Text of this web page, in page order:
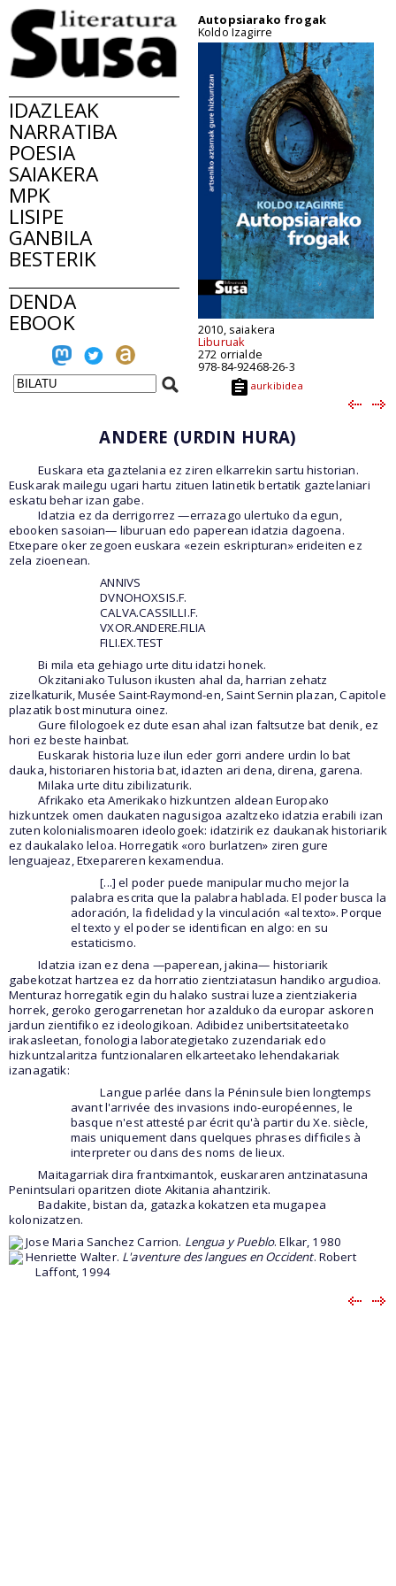
IDAZLEAK
NARRATIBA
POESIA
SAIAKERA
MPK
LISIPE
GANBILA
BESTERIK
DENDA
EBOOK
Autopsiarako frogak
Koldo Izagirre
2010, saiakera
Liburuak
272 orrialde
978-84-92468-26-3
aurkibidea
ANDERE (URDIN HURA)
Euskara eta gaztelania ez ziren elkarrekin sartu historian.
Euskarak mailegu ugari hartu zituen latinetik bertatik gaztelaniari
eskatu behar izan gabe.
Idatzia ez da derrigorrez —errazago ulertuko da egun,
ebooken sasoian— liburuan edo paperean idatzia dagoena.
Etxepare oker zegoen euskara «ezein eskripturan» erideiten ez
zela zioenean.
ANNIVS
DVNOHOXSIS.F.
CALVA.CASSILLI.F.
VXOR.ANDERE.FILIA
FILI.EX.TEST
Bi mila eta gehiago urte ditu idatzi honek.
Okzitaniako Tuluson ikusten ahal da, harrian zehatz
zizelkaturik, Musée Saint-Raymond-en, Saint Sernin plazan, Capitole
plazatik bost minutura oinez.
Gure filologoek ez dute esan ahal izan faltsutze bat denik, ez
hori ez beste hainbat.
Euskarak historia luze ilun eder gorri andere urdin lo bat
dauka, historiaren historia bat, idazten ari dena, direna, garena.
Milaka urte ditu zibilizaturik.
Afrikako eta Amerikako hizkuntzen aldean Europako
hizkuntzek omen daukaten nagusigoa azaltzeko idatzia erabili izan
zuten kolonialismoaren ideologoek: idatzirik ez daukanak historiarik
ez daukalako leloa. Horregatik «oro burlatzen» ziren gure
lenguajeaz, Etxepareren kexamendua.
[...] el poder puede manipular mucho mejor la
palabra escrita que la palabra hablada. El poder busca la
adoración, la fidelidad y la vinculación «al texto». Porque
el texto y el poder se identifican en algo: en su
estaticismo.
Idatzia izan ez dena —paperean, jakina— historiarik
gabekotzat hartzea ez da horratio zientziatasun handiko argudioa.
Menturaz horregatik egin du halako sustrai luzea zientziakeria
horrek, geroko gerogarrenetan hor azalduko da europar askoren
jardun zientifiko ez ideologikoan. Adibidez unibertsitateetako
irakasleetan, fonologia laborategietako zuzendariak edo
hizkuntzalaritza funtzionalaren elkarteetako lehendakariak
izanagatik:
Langue parlée dans la Péninsule bien longtemps
avant l'arrivée des invasions indo-européennes, le
basque n'est attesté par écrit qu'à partir du Xe. siècle,
mais uniquement dans quelques phrases difficiles à
interpreter ou dans des noms de lieux.
Maitagarriak dira frantximantok, euskararen antzinatasuna
Penintsulari oparitzen diote Akitania ahantzirik.
Badakite, bistan da, gatazka kokatzen eta mugapea
kolonizatzen.
Jose Maria Sanchez Carrion. Lengua y Pueblo. Elkar, 1980
Henriette Walter. L'aventure des langues en Occident. Robert
Laffont, 1994